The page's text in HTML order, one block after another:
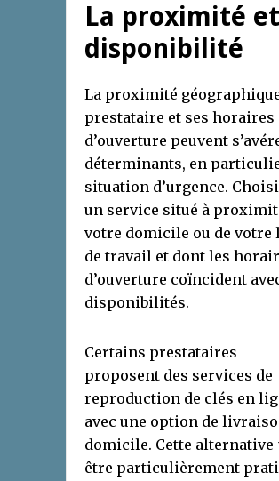
La proximité
disponibilité
La proximité
prestataire et ses horaires
d’ouverture peuvent
déterminants, en
situation d’urgence.
un service situé à
votre domicile ou de votre
de travail et dont les
d’ouverture coïncident
disponibilités.
Certains prestataires
proposent des services de
reproduction de clés en
avec une option de
domicile. Cette alternative
être particulièrement